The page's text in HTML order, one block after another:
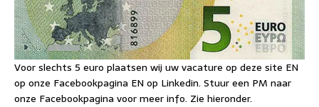
Voor slechts 5 euro plaatsen wij uw vacature op deze site EN
op onze Facebookpagina EN op Linkedin. Stuur een PM naar
onze Facebookpagina voor meer info. Zie hieronder.